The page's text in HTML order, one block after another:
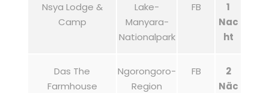
Nsya Lodge &
Camp
Lake-
Manyara-
Nationalpark
FB
1
Nac
ht
Das The
Farmhouse
Ngorongoro-
Region
FB
2
Näc